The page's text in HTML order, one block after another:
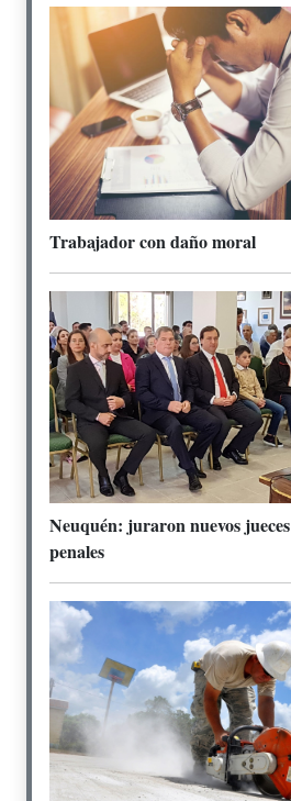
Trabajador con daño moral
Neuquén: juraron nuevos jueces
penales